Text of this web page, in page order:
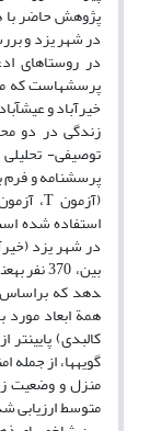
پژوهش حاضر با
در شهر یزد و
در روستاهای
پرسش­هاست که
خیرآباد و
زندگی در دو
توصیفی-
پرسشنامه و فرم
استفاده شده
دهد که براساس
همة ابعاد
کالبدی)
گویه­ها، از
منزل و وضعیت
متوسط ارزیابی